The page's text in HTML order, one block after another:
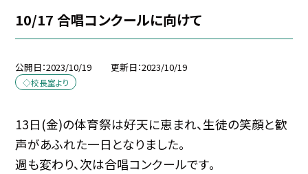
10/17 合唱コンクールに向けて
公開日 2023/10/19 更新日 2023/10/19
◇校長室より
13日(金)の体育祭は好天に恵まれ、生徒の笑顔と歓
声があふれた一日となりました。
週も変わり、次は合唱コンクールです。